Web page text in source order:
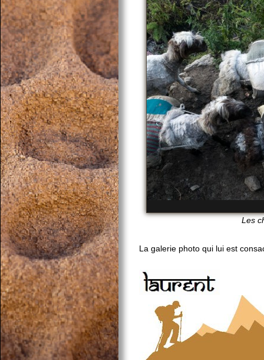
Les
La galerie photo qui lui est